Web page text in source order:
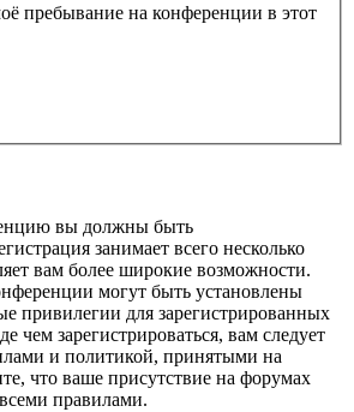
пребывание на конференции в этот
вы должны быть
занимает всего несколько
вам более широкие возможности.
могут быть установлены
привилегии для зарегистрированных
чем зарегистрироваться, вам следует
и политикой, принятыми на
что ваше присутствие на форумах
всеми правилами.